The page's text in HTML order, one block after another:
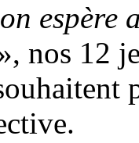
on espère
nos 12